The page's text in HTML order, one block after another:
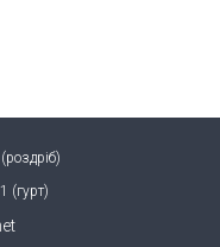
(гурт)